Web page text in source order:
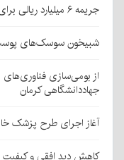
جریمه ۶ میلیارد ریالی برای قاچاقچی نارنگی پاکستانی در بافت
شبیخون سوسک‌های
از بومی‌سازی
جهاددانشگاهی کرمان
آغاز اجرای طرح پزشک
کاهش دید افقی و کیفیت